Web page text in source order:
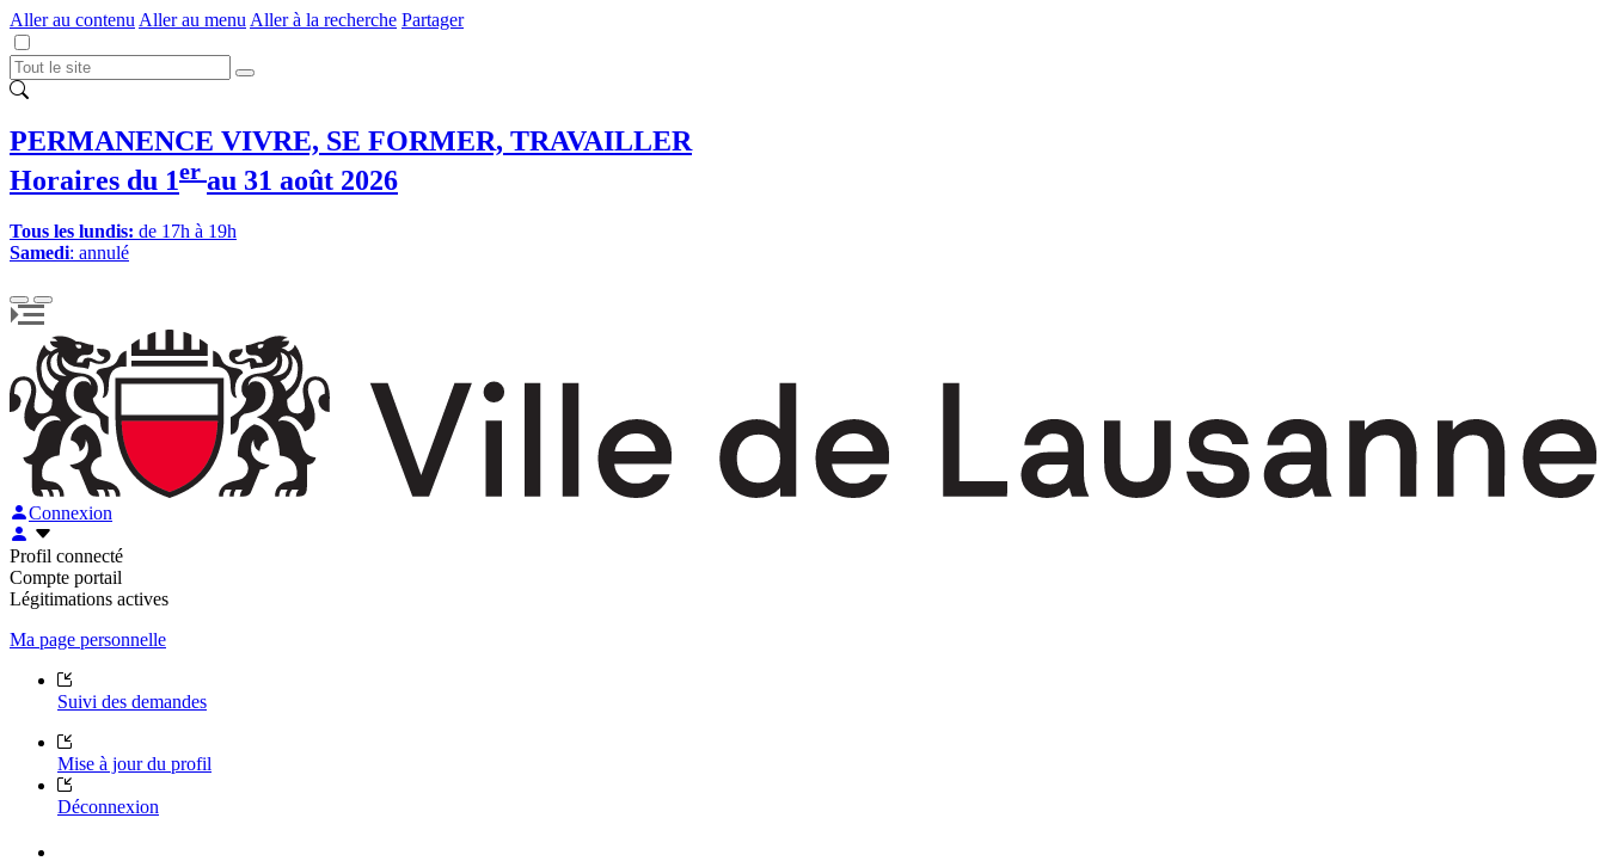
Aller au contenu Aller au menu Aller à la recherche Partager
PERMANENCE VIVRE, SE FORMER, TRAVAILLER
Horaires du 1er au 31 août 2026
Tous les lundis: de 17h à 19h
Samedi: annulé
Connexion
Profil connecté
Compte portail
Légitimations actives
Ma page personnelle
Suivi des demandes
Mise à jour du profil
Déconnexion